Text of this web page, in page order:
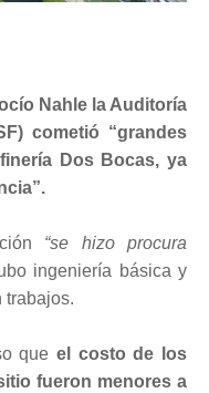
Nahle la Auditoría
cometió “grandes
Dos Bocas, ya
“se hizo procura
ingeniería básica y
trabajos.
queel costo de los
fueron menores a